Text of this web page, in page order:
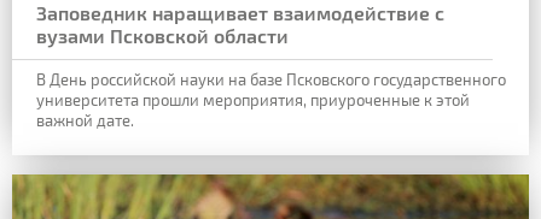
Заповедник наращивает взаимодействие с
вузами Псковской области
В День российской науки на базе Псковского государственного
университета прошли мероприятия, приуроченные к этой
важной дате.